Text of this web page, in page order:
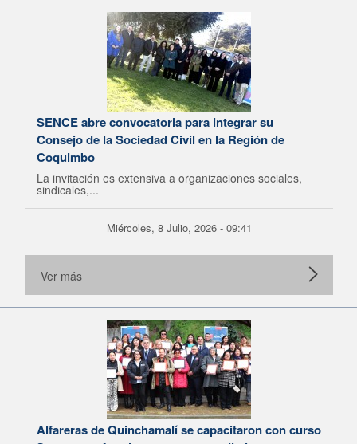
SENCE abre convocatoria para integrar su
Consejo de la Sociedad Civil en la Región de
Coquimbo
La invitación es extensiva a organizaciones sociales,
sindicales,...
Miércoles, 8 Julio, 2026 - 09:41
Ver más
Alfareras de Quinchamalí se capacitaron con curso